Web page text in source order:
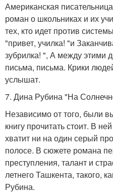
Американская
роман о школьниках и их
тех, кто идет против
"привет, училка! "и
зубрилка! ", А между этими
письма, письма. Крики
услышат.
7. Дина Рубина "На
Независимо от того, были
книгу прочитать стоит. В
хватит ни на один серый
полосе. В сюжете романа
преступления, талант и
летнего Ташкента, такого,
Рубина.